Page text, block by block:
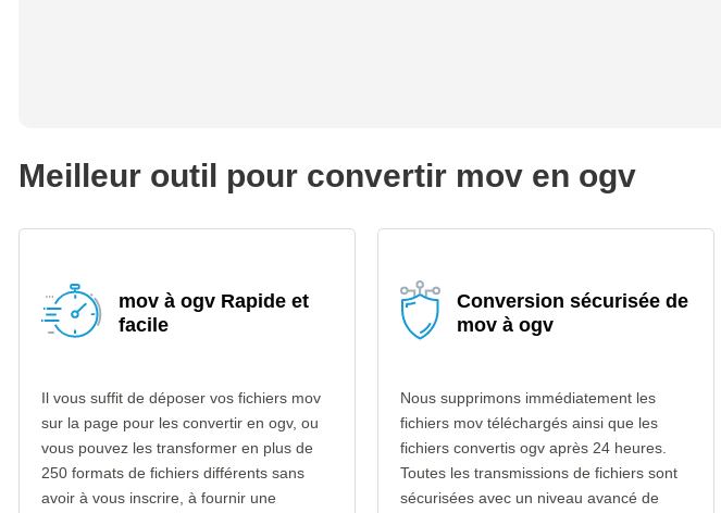
Meilleur outil pour convertir mov en ogv
mov à ogv Rapide et
facile
Il vous suffit de déposer vos fichiers mov
sur la page pour les convertir en ogv, ou
vous pouvez les transformer en plus de
250 formats de fichiers différents sans
avoir à vous inscrire, à fournir une
Conversion sécurisée de
mov à ogv
Nous supprimons immédiatement les
fichiers mov téléchargés ainsi que les
fichiers convertis ogv après 24 heures.
Toutes les transmissions de fichiers sont
sécurisées avec un niveau avancé de